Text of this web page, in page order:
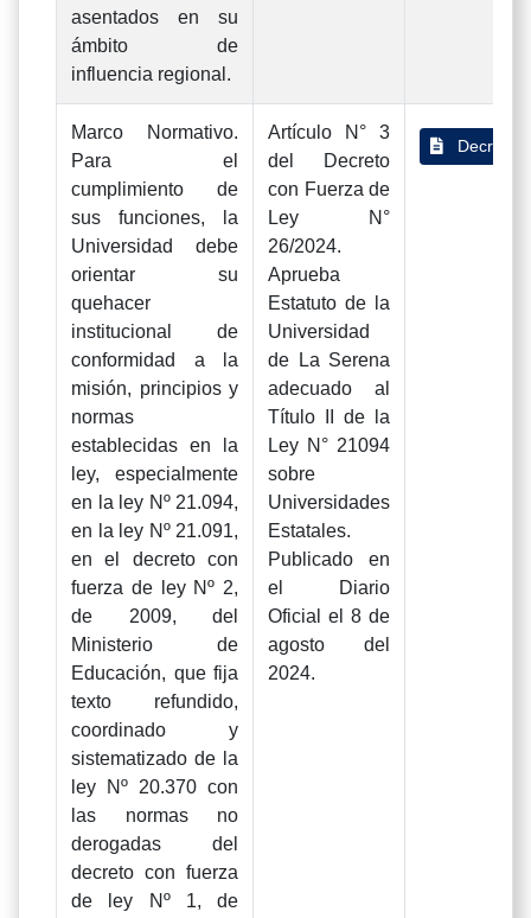
asentados en su
ámbito de
influencia regional.
Marco Normativo.
Para el
cumplimiento de
sus funciones, la
Universidad debe
orientar su
quehacer
institucional de
conformidad a la
misión, principios y
normas
establecidas en la
ley, especialmente
en la ley Nº 21.094,
en la ley Nº 21.091,
en el decreto con
fuerza de ley Nº 2,
de 2009, del
Ministerio de
Educación, que fija
texto refundido,
coordinado y
sistematizado de la
ley Nº 20.370 con
las normas no
derogadas del
decreto con fuerza
de ley Nº 1, de
Artículo N° 3
del Decreto
con Fuerza de
Ley N°
26/2024.
Aprueba
Estatuto de la
Universidad
de La Serena
adecuado al
Título II de la
Ley N° 21094
sobre
Universidades
Estatales.
Publicado en
el Diario
Oficial el 8 de
agosto del
2024.
Decreto